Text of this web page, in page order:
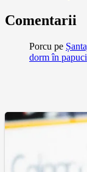
Comentarii
Porcu pe
dorm în papuci